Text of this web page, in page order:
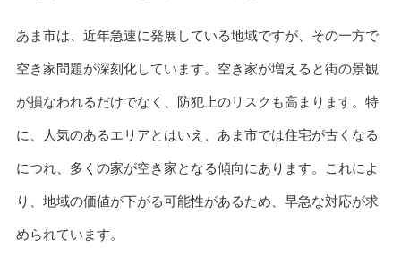
あま市は、近年急速に発展している地域ですが、その一方で
空き家問題が深刻化しています。空き家が増えると街の景観
が損なわれるだけでなく、防犯上のリスクも高まります。特
に、人気のあるエリアとはいえ、あま市では住宅が古くなる
につれ、多くの家が空き家となる傾向にあります。これによ
り、地域の価値が下がる可能性があるため、早急な対応が求
められています。